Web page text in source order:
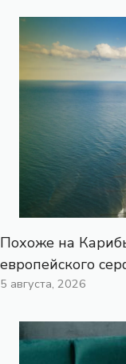
Похоже на
европейского
5 августа, 2026